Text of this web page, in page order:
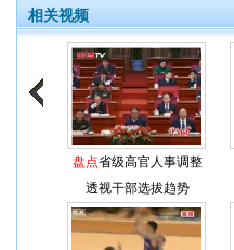
相关视频
盘点省级高官人事调整
透视干部选拔趋势